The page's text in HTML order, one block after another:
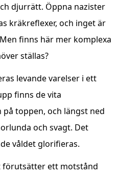
djurrätt. Öppna nazister
kräkreflexer, och inget är
finns här mer komplexa
ställas?
levande varelser i ett
finns de vita
på toppen, och längst ned
och svagt. Det
våldet glorifieras.
förutsätter ett motstånd